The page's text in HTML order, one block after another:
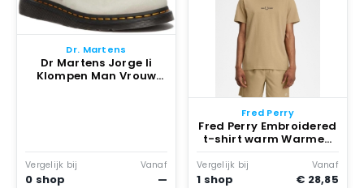
Dr. Martens
Dr Martens Jorge Ii
Klompen Man Vrouw
Vergelijk bij
0 shop
Vanaf
—
Fred Perry
Fred Perry Embroidered
t-shirt warm Warmed
Stone
Vergelijk bij
1 shop
Vanaf
€ 28,85